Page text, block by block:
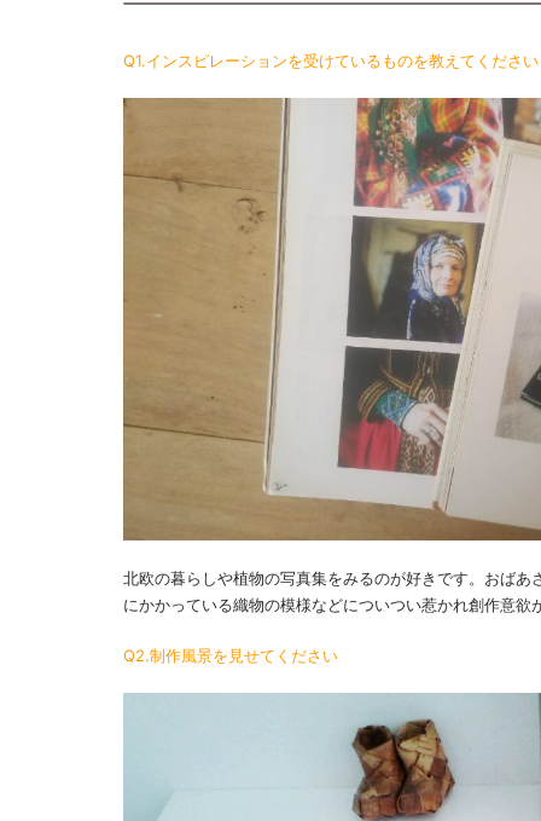
Q1.インスピレーションを受けているものを教えてください
北欧の暮らしや植物の写真集をみるのが好きです。おば
にかかっている織物の模様などについつい惹かれ創作意欲
Q2.制作風景を見せてください